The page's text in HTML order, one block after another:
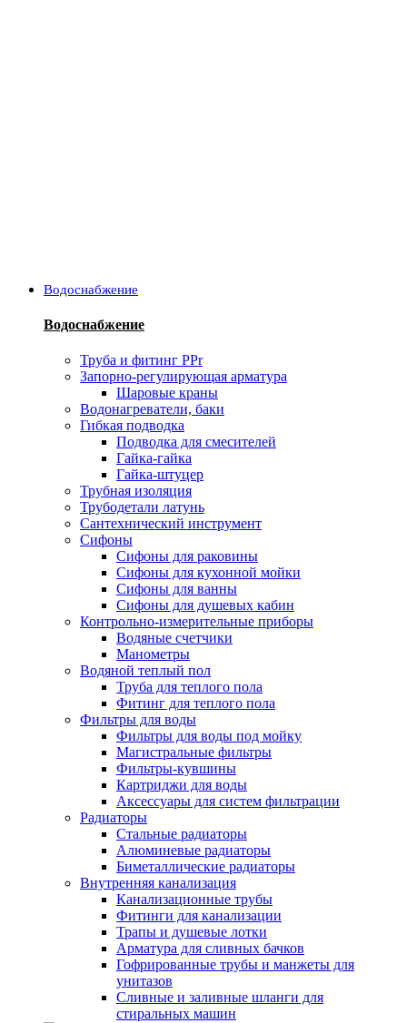
Водоснабжение
Водоснабжение
Труба и фитинг PPr
Запорно-регулирующая арматура
Шаровые краны
Водонагреватели, баки
Гибкая подводка
Подводка для смесителей
Гайка-гайка
Гайка-штуцер
Трубная изоляция
Трубодетали латунь
Сантехнический инструмент
Сифоны
Сифоны для раковины
Сифоны для кухонной мойки
Сифоны для ванны
Сифоны для душевых кабин
Контрольно-измерительные приборы
Водяные счетчики
Манометры
Водяной теплый пол
Труба для теплого пола
Фитинг для теплого пола
Фильтры для воды
Фильтры для воды под мойку
Магистральные фильтры
Фильтры-кувшины
Картриджи для воды
Аксессуары для систем фильтрации
Радиаторы
Стальные радиаторы
Алюминевые радиаторы
Биметаллические радиаторы
Внутренняя канализация
Канализационные трубы
Фитинги для канализации
Трапы и душевые лотки
Арматура для сливных бачков
Гофрированные трубы и манжеты для
унитазов
Сливные и заливные шланги для
стиральных машин